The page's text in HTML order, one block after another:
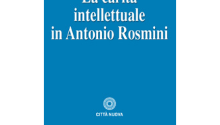
AGGIUNGI AL CARRELLO